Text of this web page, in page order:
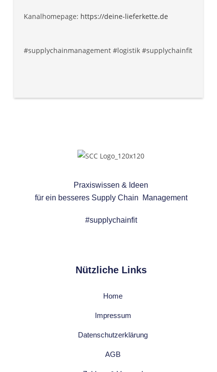
Kanalhomepage: https://deine-lieferkette.de
#supplychainmanagement #logistik #supplychainfit
Praxiswissen & Ideen
für ein besseres Supply Chain Management
#supplychainfit
Nützliche Links
Home
Impressum
Datenschutzerklärung
AGB